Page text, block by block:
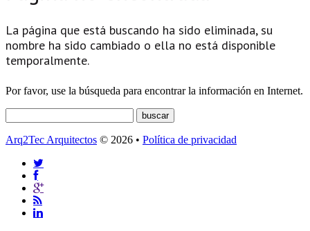
La página que está buscando ha sido eliminada, su
nombre ha sido cambiado o ella no está disponible
temporalmente.
Por favor, use la búsqueda para encontrar la información en Internet.
Arq2Tec Arquitectos © 2026 • Política de privacidad